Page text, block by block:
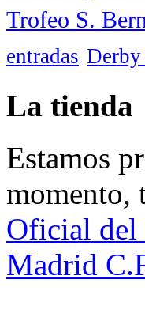
Trofeo S.
entradas
La tienda
Estamos
momento,
Oficial del
Madrid